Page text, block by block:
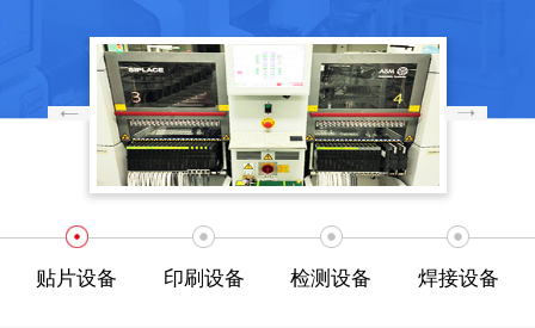
贴片设备 印刷设备 检测设备 焊接设备